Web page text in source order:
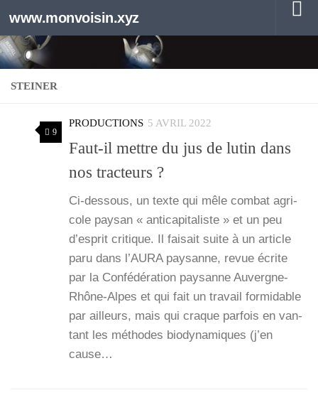
Au dessous du contenu
www.monvoisin.xyz
STEINER
9
PRODUCTIONS 5 AVRIL 2022
Faut-il mettre du jus de lutin dans
nos tracteurs ?
Ci-des­­sous, un texte qui mêle com­bat agri­
cole pay­san « anti­ca­pi­ta­liste » et un peu
d’es­prit cri­tique. Il fai­sait suite à un article
paru dans l’AURA pay­sanne, revue écrite
par la Confé­dé­ra­tion pay­sanne Auvergne-
Rhône-Alpes et qui fait un tra­vail for­mi­dable
par ailleurs, mais qui craque par­fois en van­
tant les méthodes bio­dy­na­miques (j’en
cause…